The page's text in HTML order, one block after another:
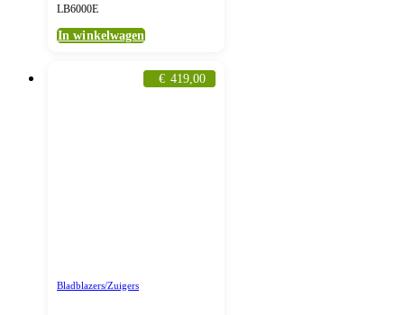
LB6000E
In winkelwagen
€ 419,00
Bladblazers/Zuigers